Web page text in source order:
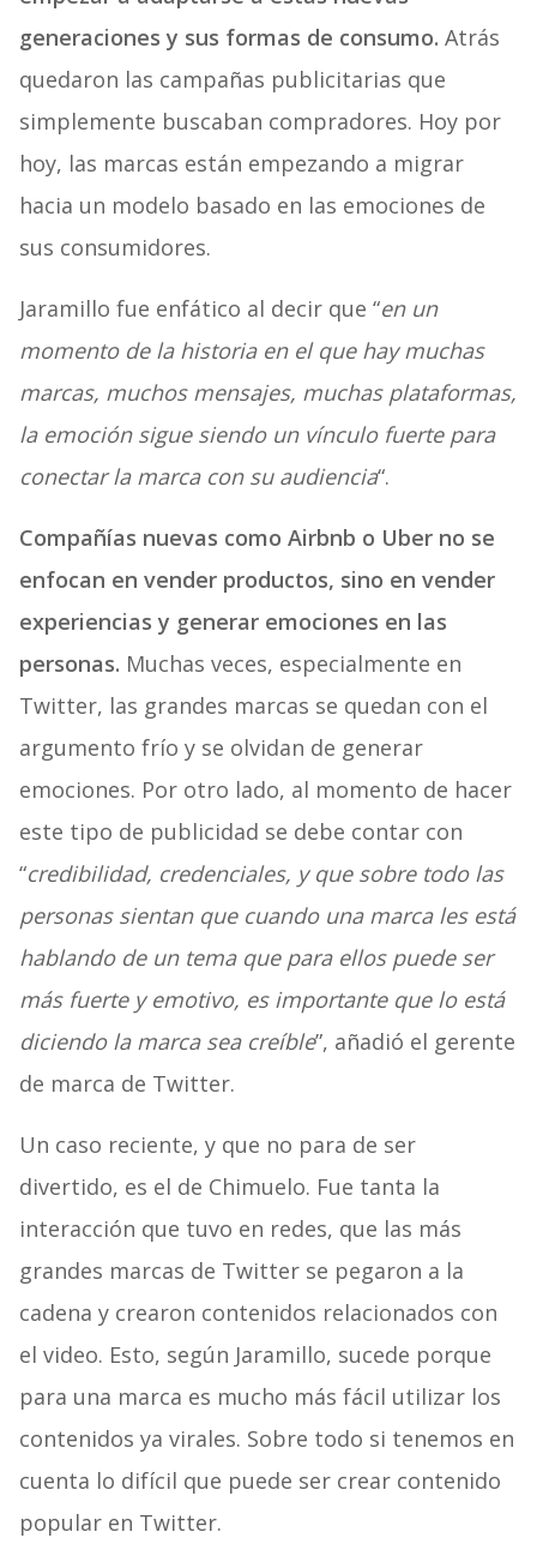
generaciones y sus formas de consumo. Atrás
quedaron las campañas publicitarias que
simplemente buscaban compradores. Hoy por
hoy, las marcas están empezando a migrar
hacia un modelo basado en las emociones de
sus consumidores.
Jaramillo fue enfático al decir que “en un
momento de la historia en el que hay muchas
marcas, muchos mensajes, muchas plataformas,
la emoción sigue siendo un vínculo fuerte para
conectar la marca con su audiencia“.
Compañías nuevas como Airbnb o Uber no se
enfocan en vender productos, sino en vender
experiencias y generar emociones en las
personas. Muchas veces, especialmente en
Twitter, las grandes marcas se quedan con el
argumento frío y se olvidan de generar
emociones. Por otro lado, al momento de hacer
este tipo de publicidad se debe contar con
“credibilidad, credenciales, y que sobre todo las
personas sientan que cuando una marca les está
hablando de un tema que para ellos puede ser
más fuerte y emotivo, es importante que lo está
diciendo la marca sea creíble”, añadió el gerente
de marca de Twitter.
Un caso reciente, y que no para de ser
divertido, es el de Chimuelo. Fue tanta la
interacción que tuvo en redes, que las más
grandes marcas de Twitter se pegaron a la
cadena y crearon contenidos relacionados con
el video. Esto, según Jaramillo, sucede porque
para una marca es mucho más fácil utilizar los
contenidos ya virales. Sobre todo si tenemos en
cuenta lo difícil que puede ser crear contenido
popular en Twitter.